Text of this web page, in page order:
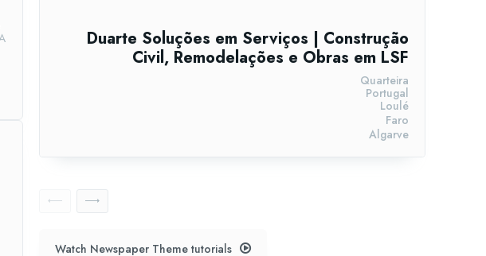
Duarte Soluções em Serviços | Construção
Civil, Remodelações e Obras em LSF
Algarve
Faro
Loulé
Portugal
Quarteira
Watch Newspaper Theme tutorials